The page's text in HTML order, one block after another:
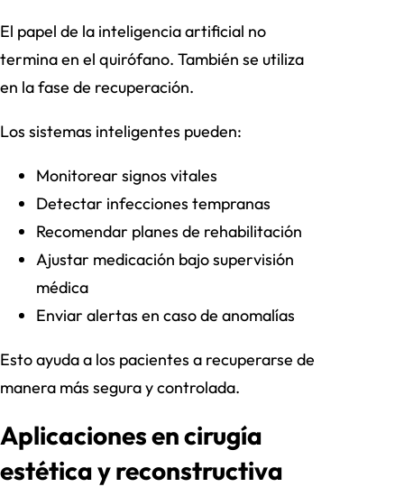
El papel de la inteligencia artificial no
termina en el quirófano. También se utiliza
en la fase de recuperación.
Los sistemas inteligentes pueden:
Monitorear signos vitales
Detectar infecciones tempranas
Recomendar planes de rehabilitación
Ajustar medicación bajo supervisión
médica
Enviar alertas en caso de anomalías
Esto ayuda a los pacientes a recuperarse de
manera más segura y controlada.
Aplicaciones en cirugía
estética y reconstructiva